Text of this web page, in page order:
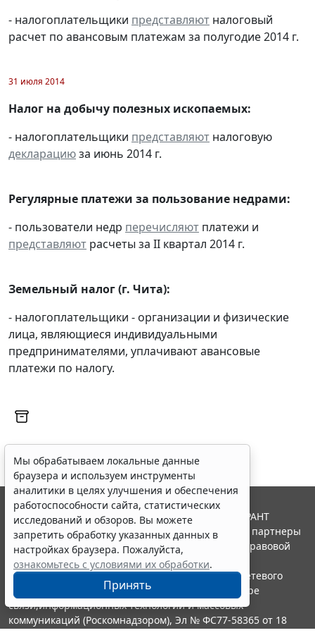
- налогоплательщики представляют налоговый
расчет по авансовым платежам за полугодие 2014 г.
31 июля 2014
Налог на добычу полезных ископаемых:
- налогоплательщики представляют налоговую
декларациюза июнь 2014 г.
Регулярные платежи за пользование недрами:
- пользователи недр перечисляют платежи и
представляют расчеты за II квартал 2014 г.
Земельный налог (г. Чита):
- налогоплательщики - организации и физические
лица, являющиеся индивидуальными
предпринимателями, уплачивают авансовые
платежи по налогу.
Мы обрабатываем локальные данные
браузера и используем инструменты
аналитики в целях улучшения и обеспечения
работоспособности сайта, статистических
исследований и обзоров. Вы можете
запретить обработку указанных данных в
настройках браузера. Пожалуйста,
ознакомьтесь с условиями их обработки.
Принять
© ООО "НПП "ГАРАНТ-СЕРВИС", 2026. Система ГАРАНТ
выпускается с 1990 года. Компания "Гарант" и ее партнеры
являются участниками Российской ассоциации правовой
информации ГАРАНТ.
Портал ГАРАНТ.РУ зарегистрирован в качестве сетевого
издания Федеральной службой по надзору в сфере
связи,информационных технологий и массовых
коммуникаций (Роскомнадзором), Эл № ФС77-58365 от 18